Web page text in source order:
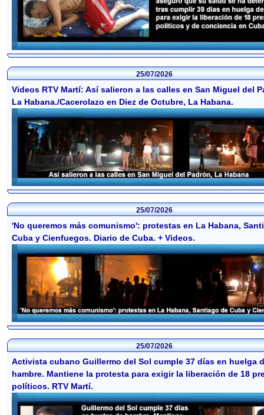
25/07/2026
Videos RTV Martí: Así salieron a las calles en San Miguel del
La Habana./Cacerolazo en Diez de Octubre, La Habana.
25/07/2026
'No queremos más comunismo': protestas en La Habana,
Cuba y Cienfuegos. Diario de Cuba. + Videos.
25/07/2026
Activista cubano Guillermo del Sol cumple 37 días en huelga
hambre. Mantiene la protesta para exigir la liberación de 18
políticos. RTV Martí.